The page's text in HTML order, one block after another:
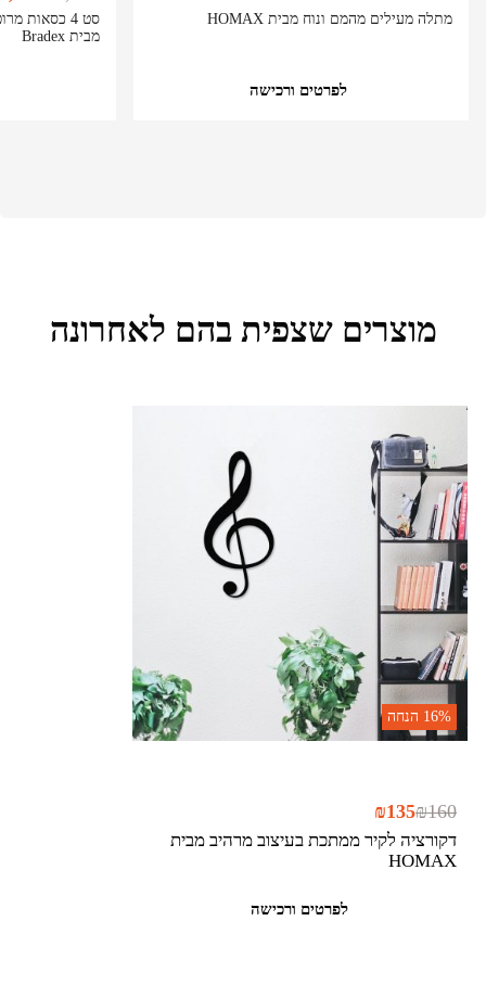
מתלה מעילים מהמם ונוח מבית HOMAX
לפרטים ורכישה
מבית Bradex
מוצרים שצפית בהם לאחרונה
16% הנחה
דקורציה לקיר ממתכת בעיצוב מרהיב מבית
HOMAX
₪160
₪135
לפרטים ורכישה